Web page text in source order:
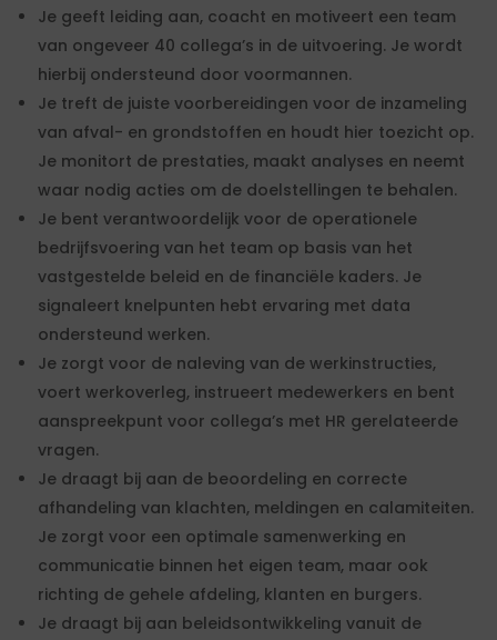
Je geeft leiding aan, coacht en motiveert een team
van ongeveer 40 collega’s in de uitvoering. Je wordt
hierbij ondersteund door voormannen.
Je treft de juiste voorbereidingen voor de inzameling
van afval- en grondstoffen en houdt hier toezicht op.
Je monitort de prestaties, maakt analyses en neemt
waar nodig acties om de doelstellingen te behalen.
Je bent verantwoordelijk voor de operationele
bedrijfsvoering van het team op basis van het
vastgestelde beleid en de financiële kaders. Je
signaleert knelpunten hebt ervaring met data
ondersteund werken.
Je zorgt voor de naleving van de werkinstructies,
voert werkoverleg, instrueert medewerkers en bent
aanspreekpunt voor collega’s met HR gerelateerde
vragen.
Je draagt bij aan de beoordeling en correcte
afhandeling van klachten, meldingen en calamiteiten.
Je zorgt voor een optimale samenwerking en
communicatie binnen het eigen team, maar ook
richting de gehele afdeling, klanten en burgers.
Je draagt bij aan beleidsontwikkeling vanuit de